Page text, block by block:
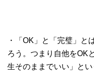
・「OK」と「完璧」と
ろう。つまり自他をOK
生そのままでいい」と